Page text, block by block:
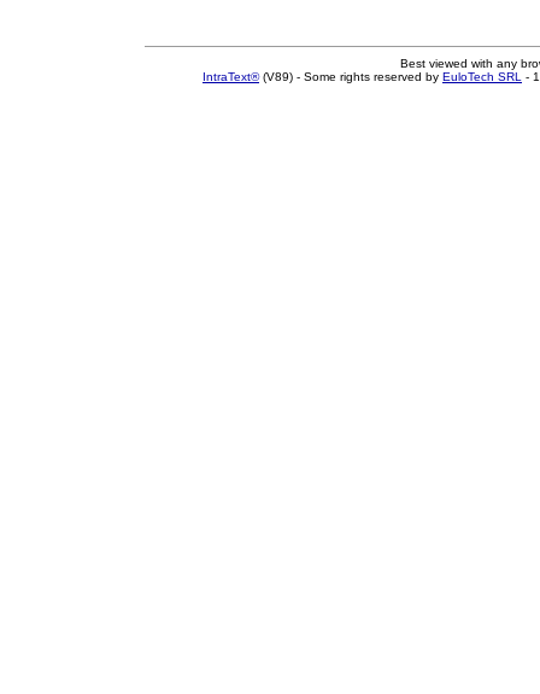
Best viewed with any
IntraText®(V89) - Some rights reserved by EuloTech SRL -